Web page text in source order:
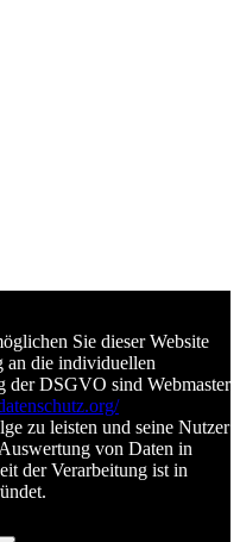
Sie dieser Website
an die individuellen
der DSGVO sind Webmaster
zu leisten und seine Nutzer
von Daten in
der Verarbeitung ist in